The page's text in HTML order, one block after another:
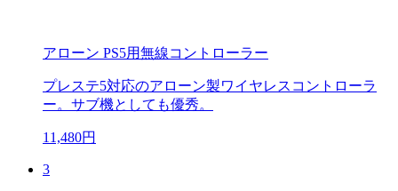
アローン PS5用無線コントローラー
プレステ5対応のアローン製ワイヤレスコントローラ
ー。サブ機としても優秀。
11,480円
3